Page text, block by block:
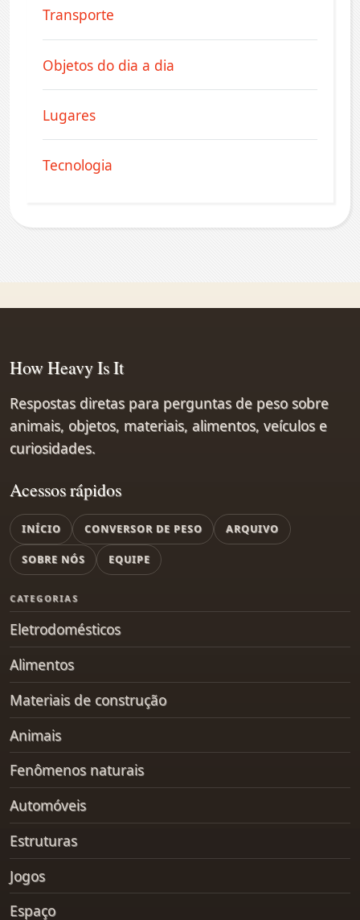
Transporte
Objetos do dia a dia
Lugares
Tecnologia
Acessos rápidos
INÍCIO CONVERSOR DE PESO ARQUIVO
SOBRE NÓS EQUIPE
CATEGORIAS
Eletrodomésticos
Alimentos
Materiais de construção
Animais
Fenômenos naturais
Automóveis
Estruturas
Jogos
Espaço
How Heavy Is It
Respostas diretas para perguntas de peso sobre
animais, objetos, materiais, alimentos, veículos e
curiosidades.